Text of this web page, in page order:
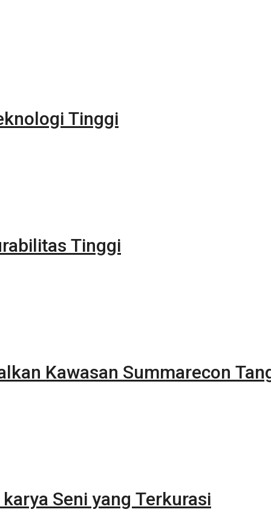
Tinggi
Tinggi
Kawasan Summarecon
Seni yang Terkurasi